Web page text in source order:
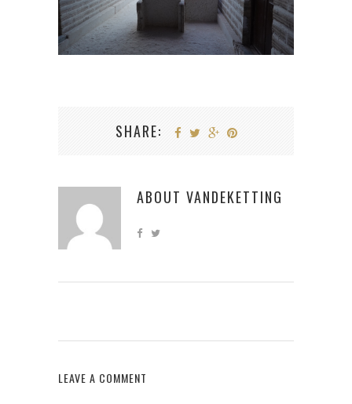
SHARE:
ABOUT VANDEKETTING
LEAVE A COMMENT